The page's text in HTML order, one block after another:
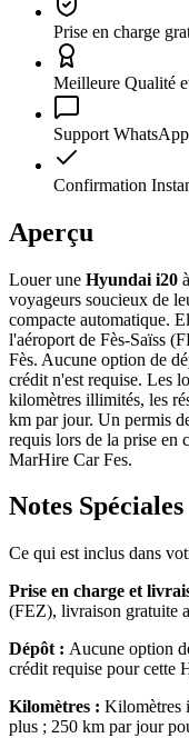
Prise en charge
Meilleure Qualité
Support
Confirmation
Aperçu
Louer une Hyundai i20
voyageurs soucieux de
compacte automatique.
l'aéroport de Fès-Saïss
Fès. Aucune option de
crédit n'est requise. Les
kilomètres illimités, les
km par jour. Un permis
requis lors de la prise en
MarHire Car Fes.
Notes Spéciales
Ce qui est inclus dans
Prise en charge et
(FEZ), livraison gratuite
Dépôt : Aucune option
crédit requise pour cette
Kilomètres : Kilomètres
plus ; 250 km par jour